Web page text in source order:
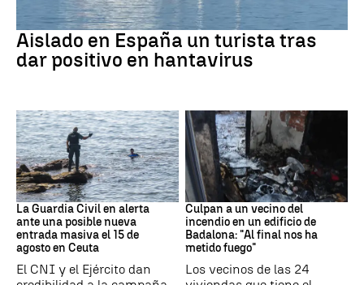
Hantavirus
Aislado en España un turista tras
dar positivo en hantavirus
Ceuta
La Guardia Civil en alerta
ante una posible nueva
entrada masiva el 15 de
agosto en Ceuta
El CNI y el Ejército dan
Cataluña
Culpan a un vecino del
incendio en un edificio de
Badalona: "Al final nos ha
metido fuego"
Los vecinos de las 24